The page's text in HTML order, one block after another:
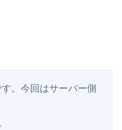
。今回はサーバー側